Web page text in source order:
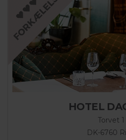
HOTEL
Torvet 1
DK-6760